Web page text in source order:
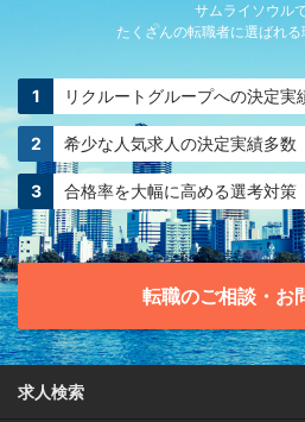
サムライソウルで
たくさんの転職者に選ばれる
リクルートグループへの決定実
希少な人気求人の決定実績多数
合格率を大幅に高める選考対策
転職のご相談・お
求人検索